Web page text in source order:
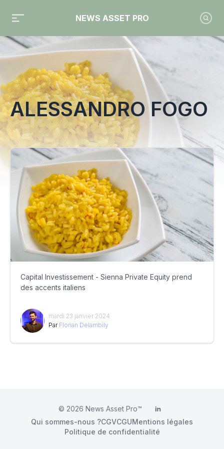
NEWS ASSET PRO
Toute l'actualité sur le tag "Alessandro Fogo"
ALESSANDRO FOGO
Capital Investissement - Sienna Private Equity prend
des accents italiens
mardi 23 janvier 2024
Par Florian Delambily
© 2026 News Asset Pro™ LinkedIn
Qui sommes-nous ?CGVCGUMentions légales
Politique de confidentialité